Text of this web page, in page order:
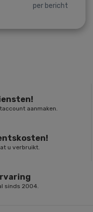
per bericht
aanmaken.
u verbruikt.
sinds 2004.